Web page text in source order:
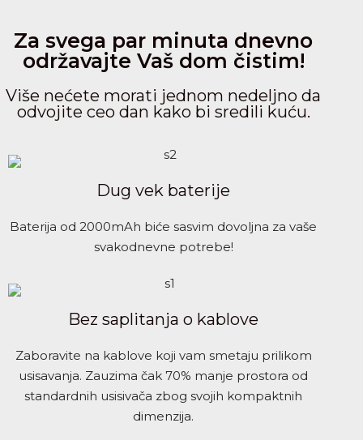
Za svega par minuta dnevno
održavajte Vaš dom čistim!
Više nećete morati jednom nedeljno da
odvojite ceo dan kako bi sredili kuću.
Dug vek baterije
Baterija od 2000mAh biće sasvim dovoljna za vaše
svakodnevne potrebe!
Bez saplitanja o kablove
Zaboravite na kablove koji vam smetaju prilikom
usisavanja. Zauzima čak 70% manje prostora od
standardnih usisivača zbog svojih kompaktnih
dimenzija.